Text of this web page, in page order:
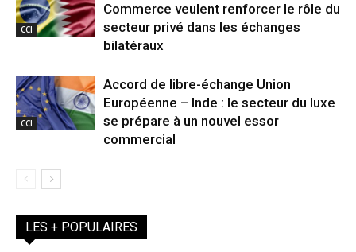
CCI
Commerce veulent renforcer le rôle du
secteur privé dans les échanges
bilatéraux
CCI
Accord de libre-échange Union
Européenne – Inde : le secteur du luxe
se prépare à un nouvel essor
commercial
LES + POPULAIRES